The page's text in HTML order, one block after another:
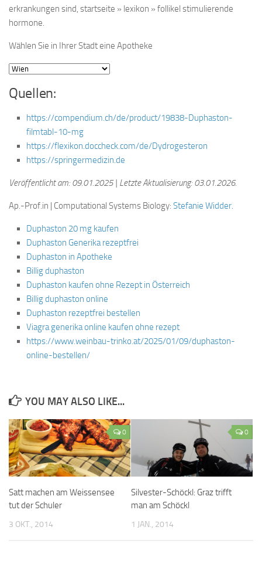
erkrankungen sind, startseite » lexikon » follikel stimulierende
hormone.
Wählen Sie in Ihrer Stadt eine Apotheke
Quellen:
https://compendium.ch/de/product/19838-Duphaston-
filmtabl-10-mg
https://flexikon.doccheck.com/de/Dydrogesteron
https://springermedizin.de
Veröffentlicht am: 09.01.2025 | Letzte Aktualisierung: 03.01.2026.
Ap.-Prof.in | Computational Systems Biology: Stefanie Widder.
Duphaston 20 mg kaufen
Duphaston Generika rezeptfrei
Duphaston in Apotheke
Billig duphaston
Duphaston kaufen ohne Rezept in Österreich
Billig duphaston online
Duphaston rezeptfrei bestellen
Viagra generika online kaufen ohne rezept
https://www.weinbau-trinko.at/2025/01/09/duphaston-
online-bestellen/
YOU MAY ALSO LIKE...
0
Satt machen am Weissensee
tut der Schuler
3 OKT., 2014
0
Silvester-Schöckl: Graz trifft
man am Schöckl
1 JAN., 2014